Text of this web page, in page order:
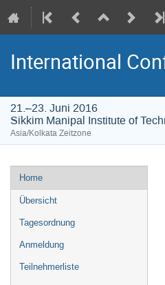
International
21.–23. Juni 2016
Sikkim Manipal Institute of
Asia/Kolkata Zeitzone
Veranstaltungsmenü
Home
Übersicht
Tagesordnung
Anmeldung
Teilnehmerliste